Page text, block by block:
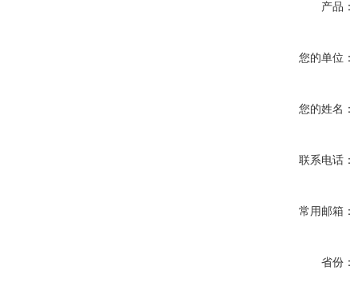
产品：
您的单位：
您的姓名：
联系电话：
常用邮箱：
省份：